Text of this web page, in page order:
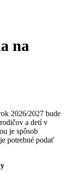
na
2026/2027 bude
a detí v
je spôsob
potrebné podať